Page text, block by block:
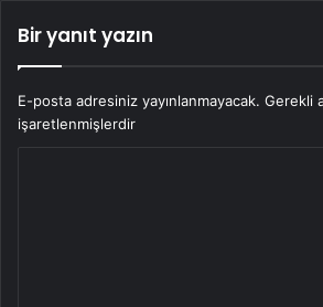
Bir yanıt yazın
E-posta adresiniz yayınlanmayacak. Gerekli
işaretlenmişlerdir